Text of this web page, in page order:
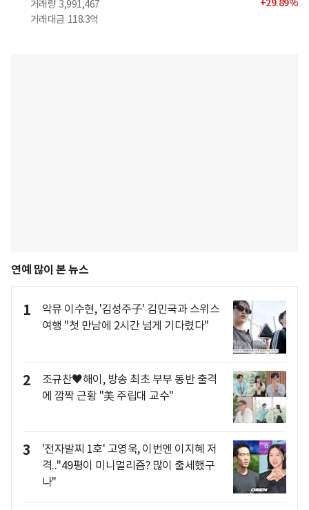
거래량 3,991,467
거래대금 118.3억
+29.89%
연예 많이 본 뉴스
1
악뮤 이수현, '김성주子' 김민국과 스위스
여행 "첫 만남에 2시간 넘게 기다렸다"
2
조규찬♥해이, 방송 최초 부부 동반 출격
에 깜짝 근황 "美 주립대 교수"
3
'전자발찌 1호' 고영욱, 이번엔 이지혜 저
격.."49평이 미니멀리즘? 많이 출세했구
나"